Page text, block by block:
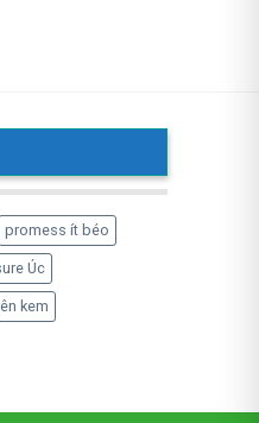
promess ít béo
Úc
kem